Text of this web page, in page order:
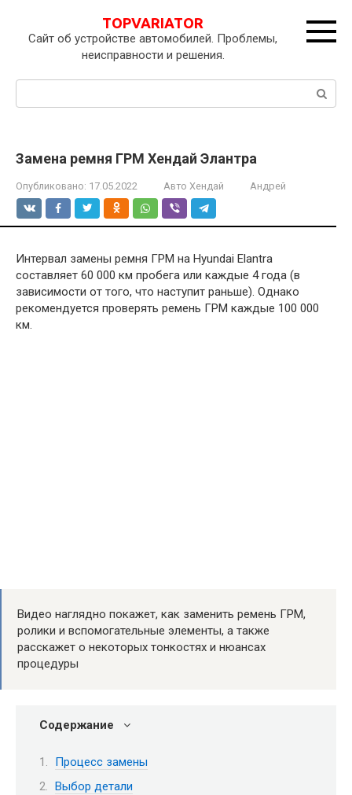
контенту
TOPVARIATOR
Сайт об устройстве автомобилей. Проблемы,
неисправности и решения.
Поиск:
Замена ремня ГРМ Хендай Элантра
Опубликовано: 17.05.2022 Авто Хендай Андрей
Интервал замены ремня ГРМ на Hyundai Elantra
составляет 60 000 км пробега или каждые 4 года (в
зависимости от того, что наступит раньше). Однако
рекомендуется проверять ремень ГРМ каждые 100 000
км.
Видео наглядно покажет, как заменить ремень ГРМ,
ролики и вспомогательные элементы, а также
расскажет о некоторых тонкостях и нюансах
процедуры
Содержание
Процесс замены
Выбор детали